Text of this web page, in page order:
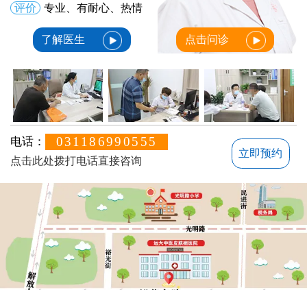
评价
专业、有耐心、热情
了解医生 点击问诊
电话： 031186990555
点击此处拨打电话直接咨询
立即预约